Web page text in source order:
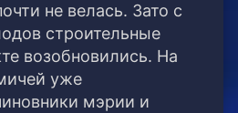
не велась. Зато с
строительные
возобновились. На
уже
мэрии и